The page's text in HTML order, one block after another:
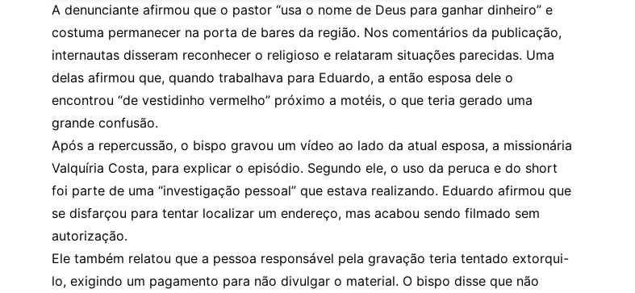
A denunciante afirmou que o pastor “usa o nome de Deus para ganhar dinheiro” e
costuma permanecer na porta de bares da região. Nos comentários da publicação,
internautas disseram reconhecer o religioso e relataram situações parecidas. Uma
delas afirmou que, quando trabalhava para Eduardo, a então esposa dele o
encontrou “de vestidinho vermelho” próximo a motéis, o que teria gerado uma
grande confusão.
Após a repercussão, o bispo gravou um vídeo ao lado da atual esposa, a missionária
Valquíria Costa, para explicar o episódio. Segundo ele, o uso da peruca e do short
foi parte de uma “investigação pessoal” que estava realizando. Eduardo afirmou que
se disfarçou para tentar localizar um endereço, mas acabou sendo filmado sem
autorização.
Ele também relatou que a pessoa responsável pela gravação teria tentado extorqui-
lo, exigindo um pagamento para não divulgar o material. O bispo disse que não